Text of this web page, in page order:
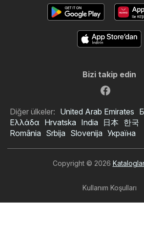
Bizi takip edin
Diğer ülkeler: United Arab Emirates
Ελλάδα Hrvatska India 日本 한국
România Srbija Slovenija Україна
Copyright © 2026
Kullanım Koşulları